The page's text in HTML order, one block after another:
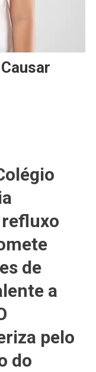
refluxo
de
a
pelo
do